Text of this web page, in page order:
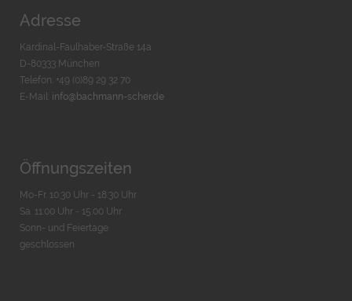
Adresse
Kardinal-Faulhaber-Straße 14a
D-80333 München
Telefon: +49 (0)89 29 32 70
E-Mail: info@bachmann-scher.de
Öffnungszeiten
Mo-Fr. 10:30 Uhr - 18:30 Uhr
Sa. 11:00 Uhr - 15.00 Uhr
Sonn- und Feiertage
geschlossen